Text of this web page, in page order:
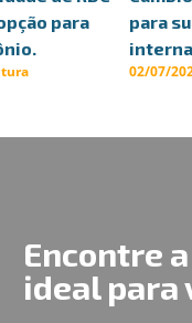
para
para
02/07/
Encontre
ideal para